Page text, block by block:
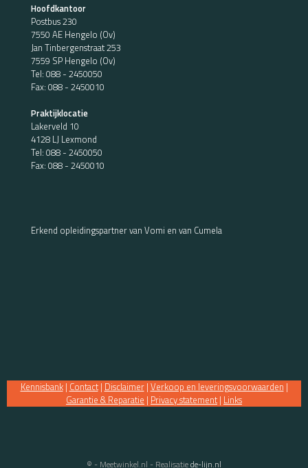
Hoofdkantoor
Postbus 230
7550 AE Hengelo (Ov)
Jan Tinbergenstraat 253
7559 SP Hengelo (Ov)
Tel: 088 - 2450050
Fax: 088 - 2450010
Praktijklocatie
Lakerveld 10
4128 LJ Lexmond
Tel: 088 - 2450050
Fax: 088 - 2450010
Erkend opleidingspartner van Vomi en van Cumela
Kennisbank| Contact| Disclaimer| Verkoop en leveringsvoorwaarden |
Garantie & Reparatie | Privacy statement | Links
© - Meetwinkel.nl - Realisatiede-lijn.nl